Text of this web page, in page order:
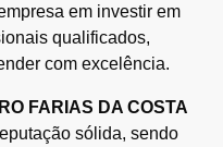
em investir em
qualificados,
com excelência.
FARIAS DA COSTA
sólida, sendo